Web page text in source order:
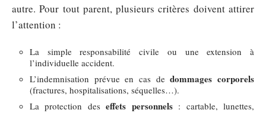
autre. Pour tout parent, plusieurs critères doivent attirer
l’attention :
La simple responsabilité civile ou une extension à
l’individuelle accident.
L’indemnisation prévue en cas dedommages corporels
(fractures, hospitalisations, séquelles…).
La protection deseffets personnels: cartable, lunettes,